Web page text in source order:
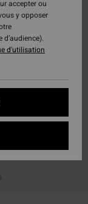
accepter ou
y opposer
d'utilisation